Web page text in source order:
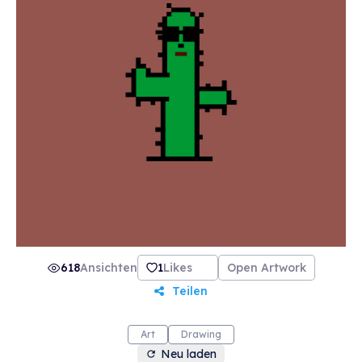
618Ansichten 1Likes
Open Artwork
Teilen
Art Drawing
Neu laden